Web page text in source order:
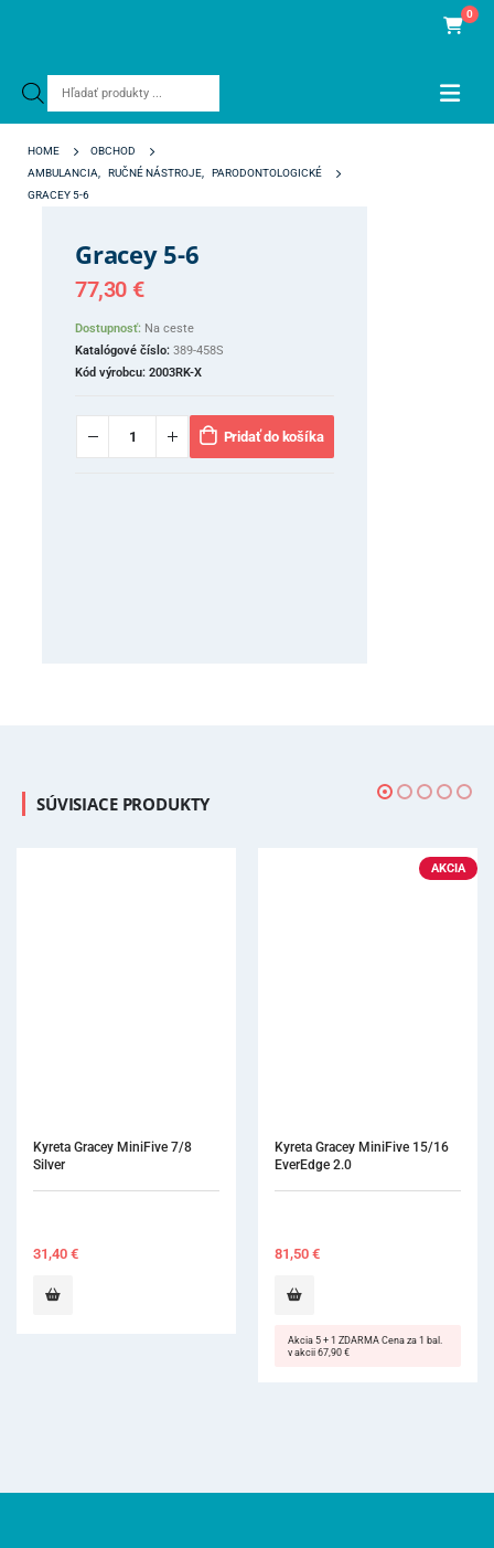
Products
0
HOME
OBCHOD
AMBULANCIA
RUČNÉ NÁSTROJE
PARODONTOLOGICKÉ
GRACEY 5-6
Gracey 5-6
77,30 €
Dostupnosť: Na ceste
Katalógové číslo: 389-458S
Kód výrobcu: 2003RK-X
Pridať do košíka
SÚVISIACE PRODUKTY
Kyreta Gracey MiniFive 7/8
Silver
31,40 €
AKCIA
Kyreta Gracey MiniFive 15/16
EverEdge 2.0
81,50 €
Akcia 5 + 1 ZDARMA Cena za 1 bal.
v akcii 67,90 €